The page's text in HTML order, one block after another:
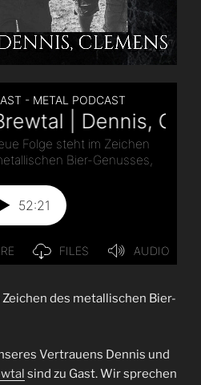
des metallischen Bier-
Vertrauens Dennis und
sind zu Gast. Wir sprechen